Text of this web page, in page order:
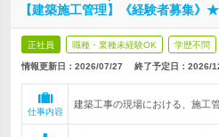
【建築施工管理】《経験者募集
正社員 職種・業種未経験OK 学歴不問
情報更新日：2026/07/27 終了予定日： 2026/
仕事内容
建築工事の現場における、施工